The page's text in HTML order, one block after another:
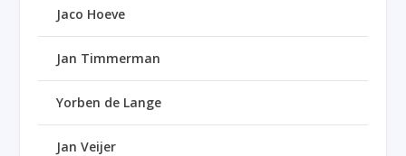
Jaco Hoeve
Jan Timmerman
Yorben de Lange
Jan Veijer